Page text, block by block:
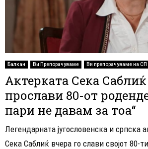
Балкан Ви Препорачуваме Ви препорачуваме на СП
Актерката Сека
прослави 80-от
пари не давам за тоа“
Легендарната југословенска и српска
Сека Саблиќ вчера го слави својот 80-